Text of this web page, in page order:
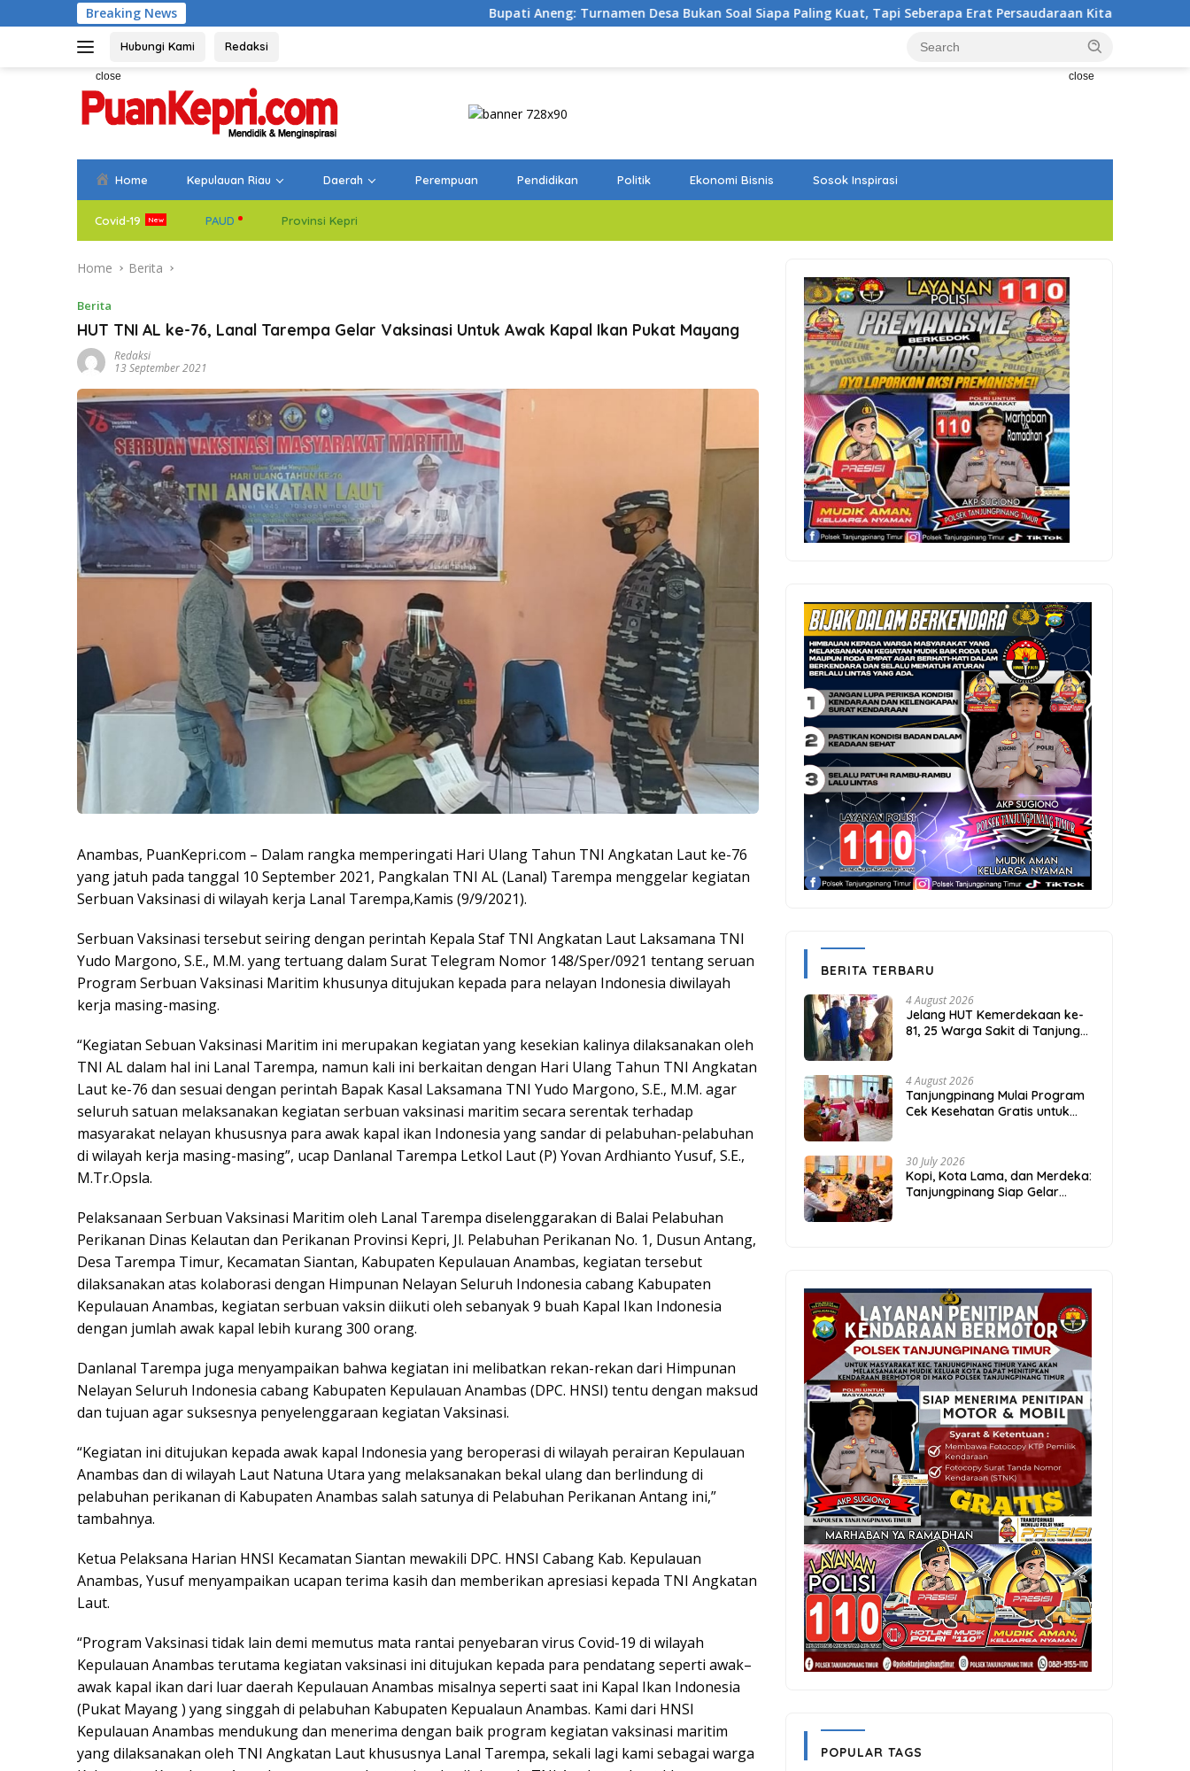
to
Breaking News Bupati Aneng: Turnamen Desa Bukan Soal Siapa Paling Kuat, Tapi Seberapa Erat Persaudaraan Kita Bupati Aneng Lepas
Hubungi Kami Redaksi
close close
Home Kepulauan Riau Daerah Perempuan Pendidikan Politik Ekonomi Bisnis Sosok Inspirasi
Covid-19 PAUD Provinsi Kepri
Home Berita
Berita
HUT TNI AL ke-76, Lanal Tarempa Gelar Vaksinasi Untuk Awak Kapal Ikan Pukat Mayang
Redaksi
13 September 2021
Anambas, PuanKepri.com – Dalam rangka memperingati Hari Ulang Tahun TNI Angkatan Laut ke-76
yang jatuh pada tanggal 10 September 2021, Pangkalan TNI AL (Lanal) Tarempa menggelar kegiatan
Serbuan Vaksinasi di wilayah kerja Lanal Tarempa,Kamis (9/9/2021).
Serbuan Vaksinasi tersebut seiring dengan perintah Kepala Staf TNI Angkatan Laut Laksamana TNI
Yudo Margono, S.E., M.M. yang tertuang dalam Surat Telegram Nomor 148/Sper/0921 tentang seruan
Program Serbuan Vaksinasi Maritim khusunya ditujukan kepada para nelayan Indonesia diwilayah
kerja masing-masing.
“Kegiatan Sebuan Vaksinasi Maritim ini merupakan kegiatan yang kesekian kalinya dilaksanakan oleh
TNI AL dalam hal ini Lanal Tarempa, namun kali ini berkaitan dengan Hari Ulang Tahun TNI Angkatan
Laut ke-76 dan sesuai dengan perintah Bapak Kasal Laksamana TNI Yudo Margono, S.E., M.M. agar
seluruh satuan melaksanakan kegiatan serbuan vaksinasi maritim secara serentak terhadap
masyarakat nelayan khususnya para awak kapal ikan Indonesia yang sandar di pelabuhan-pelabuhan
di wilayah kerja masing-masing”, ucap Danlanal Tarempa Letkol Laut (P) Yovan Ardhianto Yusuf, S.E.,
M.Tr.Opsla.
Pelaksanaan Serbuan Vaksinasi Maritim oleh Lanal Tarempa diselenggarakan di Balai Pelabuhan
Perikanan Dinas Kelautan dan Perikanan Provinsi Kepri, Jl. Pelabuhan Perikanan No. 1, Dusun Antang,
Desa Tarempa Timur, Kecamatan Siantan, Kabupaten Kepulauan Anambas, kegiatan tersebut
dilaksanakan atas kolaborasi dengan Himpunan Nelayan Seluruh Indonesia cabang Kabupaten
Kepulauan Anambas, kegiatan serbuan vaksin diikuti oleh sebanyak 9 buah Kapal Ikan Indonesia
dengan jumlah awak kapal lebih kurang 300 orang.
Danlanal Tarempa juga menyampaikan bahwa kegiatan ini melibatkan rekan-rekan dari Himpunan
Nelayan Seluruh Indonesia cabang Kabupaten Kepulauan Anambas (DPC. HNSI) tentu dengan maksud
dan tujuan agar suksesnya penyelenggaraan kegiatan Vaksinasi.
“Kegiatan ini ditujukan kepada awak kapal Indonesia yang beroperasi di wilayah perairan Kepulauan
Anambas dan di wilayah Laut Natuna Utara yang melaksanakan bekal ulang dan berlindung di
pelabuhan perikanan di Kabupaten Anambas salah satunya di Pelabuhan Perikanan Antang ini,”
tambahnya.
Ketua Pelaksana Harian HNSI Kecamatan Siantan mewakili DPC. HNSI Cabang Kab. Kepulauan
Anambas, Yusuf menyampaikan ucapan terima kasih dan memberikan apresiasi kepada TNI Angkatan
Laut.
“Program Vaksinasi tidak lain demi memutus mata rantai penyebaran virus Covid-19 di wilayah
Kepulauan Anambas terutama kegiatan vaksinasi ini ditujukan kepada para pendatang seperti awak–
awak kapal ikan dari luar daerah Kepulauan Anambas misalnya seperti saat ini Kapal Ikan Indonesia
(Pukat Mayang ) yang singgah di pelabuhan Kabupaten Kepualaun Anambas. Kami dari HNSI
Kepulauan Anambas mendukung dan menerima dengan baik program kegiatan vaksinasi maritim
yang dilaksanakan oleh TNI Angkatan Laut khususnya Lanal Tarempa, sekali lagi kami sebagai warga
BERITA TERBARU
4 August 2026
Jelang HUT Kemerdekaan ke-
81, 25 Warga Sakit di Tanjung
4 August 2026
Tanjungpinang Mulai Program
Cek Kesehatan Gratis untuk
30 July 2026
Kopi, Kota Lama, dan Merdeka:
Tanjungpinang Siap Gelar
POPULAR TAGS